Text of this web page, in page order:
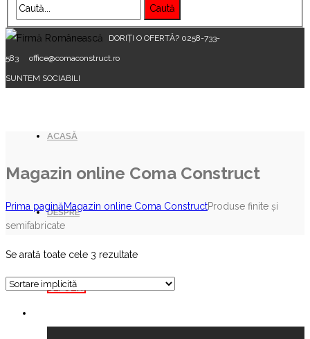
DORIȚI O OFERTĂ? 0258-733-
583 office@comaconstruct.ro
SUNTEM SOCIABILI
ACASĂ
DESPRE
DEPOZIT
Magazin online Coma Construct
Prima paginăMagazin online Coma ConstructProduse finite şi
semifabricate
Se arată toate cele 3 rezultate